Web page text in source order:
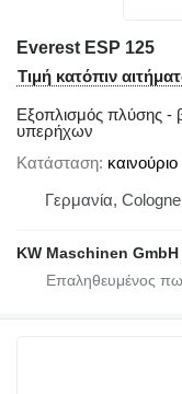
Everest ESP 125
Τιμή κατόπιν
Εξοπλισμός πλύσης -
υπερήχων
Κατάσταση καινούριο
Γερμανία, Cologne
KW Maschinen GmbH